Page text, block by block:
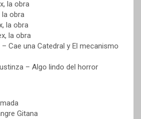
la obra
la obra
la obra
la obra
Cae una Catedral y El mecanismo
– Algo lindo del horror
Gitana